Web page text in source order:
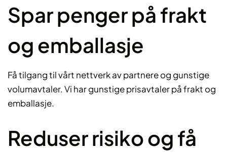
Spar penger på frakt
og emballasje
Få tilgang til vårt nettverk av partnere og gunstige
volumavtaler. Vi har gunstige prisavtaler på frakt og
emballasje.
Reduser risiko og få